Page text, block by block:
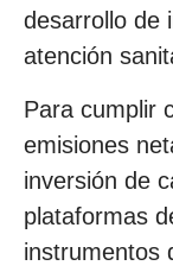
desarrollo de
atención
Para cumplir
emisiones
inversión de
plataformas
instrumentos